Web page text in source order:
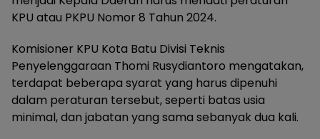
KPU atau PKPU Nomor 8 Tahun 2024.
Komisioner KPU Kota Batu Divisi Teknis
Penyelenggaraan Thomi Rusydiantoro mengatakan,
terdapat beberapa syarat yang harus dipenuhi
dalam peraturan tersebut, seperti batas usia
minimal, dan jabatan yang sama sebanyak dua kali.